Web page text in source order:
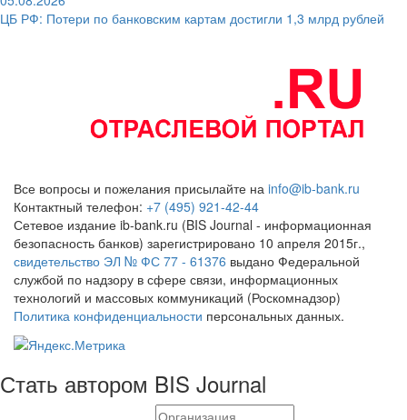
ЦБ РФ: Потери по банковским картам достигли 1,3 млрд рублей
Все вопросы и пожелания присылайте на info@ib-bank.ru
Контактный телефон: +7 (495) 921-42-44
Сетевое издание ib-bank.ru (BIS Journal - информационная
безопасность банков) зарегистрировано 10 апреля 2015г.,
свидетельство ЭЛ № ФС 77 - 61376 выдано Федеральной
службой по надзору в сфере связи, информационных
технологий и массовых коммуникаций (Роскомнадзор)
Политика конфиденциальности персональных данных.
Стать автором BIS Journal